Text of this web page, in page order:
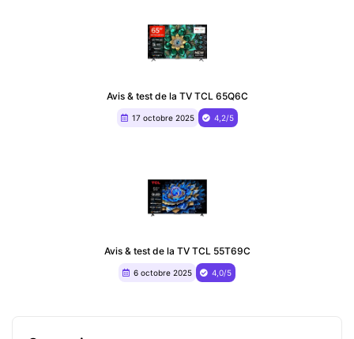
Avis & test de la TV TCL 65Q6C
17 octobre 2025 4,2/5
Avis & test de la TV TCL 55T69C
6 octobre 2025 4,0/5